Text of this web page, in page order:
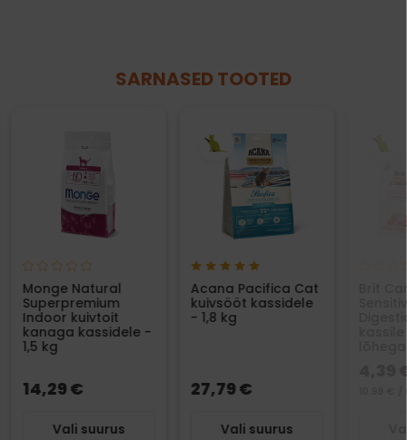
SARNASED TOOTED
Monge Natural
Superpremium
Indoor kuivtoit
kanaga kassidele -
1,5 kg
14,29 €
Vali suurus
Acana Pacifica Cat
kuivsööt kassidele
- 1,8 kg
27,79 €
Vali suurus
4,39